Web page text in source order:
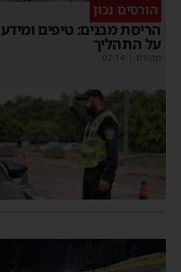
הורסים נכון
הריסת מבנים: טיפים ומידע
על התהליך